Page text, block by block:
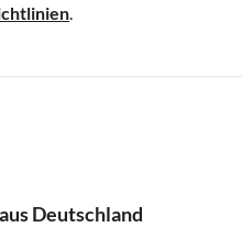
Deutschland